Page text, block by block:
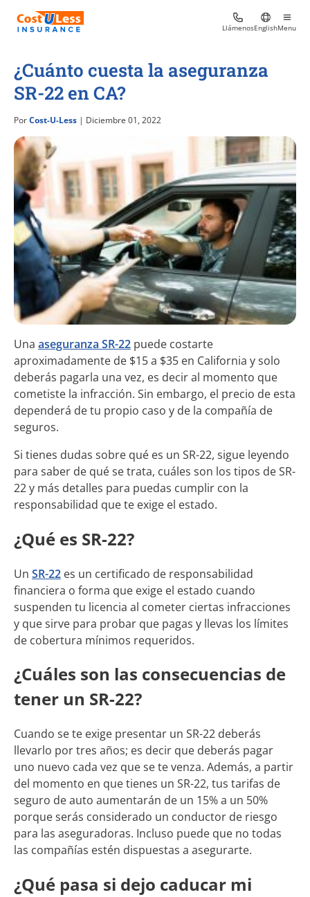
LlámenosEnglishMenu
¿Cuánto cuesta la aseguranza
SR-22 en CA?
PorCost-U-Less | Diciembre 01, 2022
Una aseguranza SR-22 puede costarte
aproximadamente de $15 a $35 en California y solo
deberás pagarla una vez, es decir al momento que
cometiste la infracción. Sin embargo, el precio de esta
dependerá de tu propio caso y de la compañía de
seguros.
Si tienes dudas sobre qué es un SR-22, sigue leyendo
para saber de qué se trata, cuáles son los tipos de SR-
22 y más detalles para puedas cumplir con la
responsabilidad que te exige el estado.
¿Qué es SR-22?
Un SR-22 es un certificado de responsabilidad
financiera o forma que exige el estado cuando
suspenden tu licencia al cometer ciertas infracciones
y que sirve para probar que pagas y llevas los límites
de cobertura mínimos requeridos.
¿Cuáles son las consecuencias de
tener un SR-22?
Cuando se te exige presentar un SR-22 deberás
llevarlo por tres años; es decir que deberás pagar
uno nuevo cada vez que se te venza. Además, a partir
del momento en que tienes un SR-22, tus tarifas de
seguro de auto aumentarán de un 15% a un 50%
porque serás considerado un conductor de riesgo
para las aseguradoras. Incluso puede que no todas
las compañías estén dispuestas a asegurarte.
¿Qué pasa si dejo caducar mi